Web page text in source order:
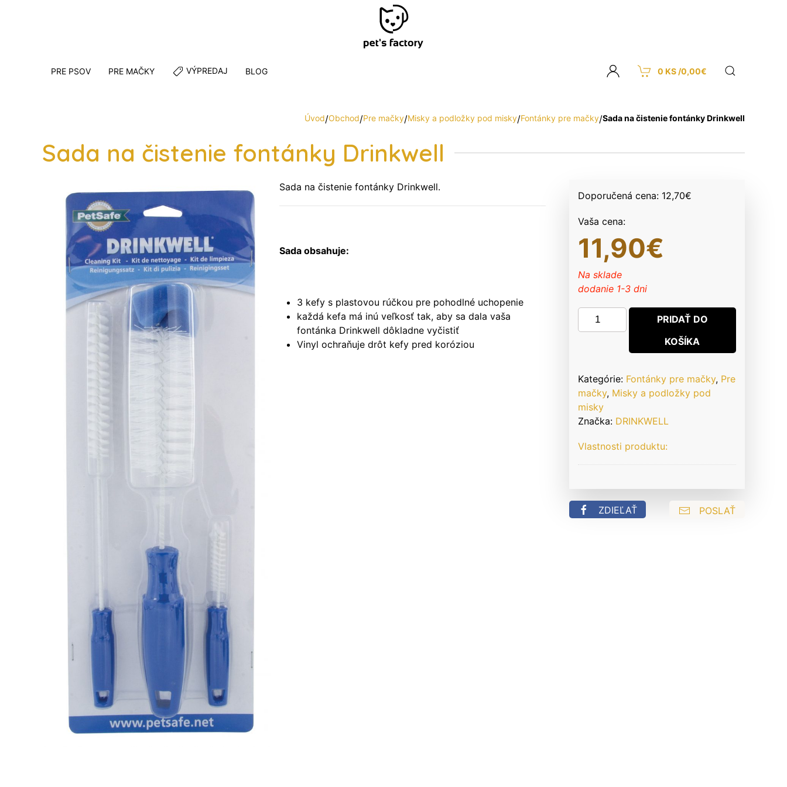
PRE PSOV PRE MAČKY VÝPREDAJ BLOG 0 KS /0,00€
Úvod/Obchod/Pre mačky/Misky a podložky pod misky/Fontánky pre mačky/Sada na čistenie fontánky Drinkwell
Sada na čistenie fontánky Drinkwell
Doporučená cena: 12,70€
Vaša cena:
11,90€
Na sklade
dodanie 1-3 dni
množstvo
Sada
Drinkwell
PRIDAŤ DO
KOŠÍKA
Kategórie: Fontánky pre mačky, Pre
mačky, Misky a podložky pod
misky
Značka: DRINKWELL
Vlastnosti produktu:
ZDIEĽAŤ POSLAŤ
Sada na čistenie fontánky Drinkwell.
Sada obsahuje:
3 kefy s plastovou rúčkou pre pohodlné uchopenie
každá kefa má inú veľkosť tak, aby sa dala vaša
fontánka Drinkwell dôkladne vyčistiť
Vinyl ochraňuje drôt kefy pred koróziou